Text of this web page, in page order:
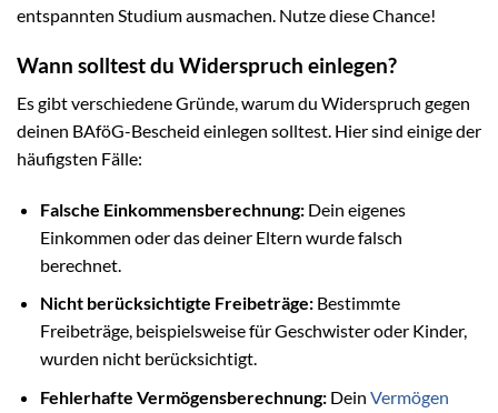
entspannten Studium ausmachen. Nutze diese Chance!
Wann solltest du Widerspruch einlegen?
Es gibt verschiedene Gründe, warum du Widerspruch gegen
deinen BAföG-Bescheid einlegen solltest. Hier sind einige der
häufigsten Fälle:
Falsche Einkommensberechnung:Dein eigenes
Einkommen oder das deiner Eltern wurde falsch
berechnet.
Nicht berücksichtigte Freibeträge:Bestimmte
Freibeträge, beispielsweise für Geschwister oder Kinder,
wurden nicht berücksichtigt.
Fehlerhafte Vermögensberechnung:Dein Vermögen